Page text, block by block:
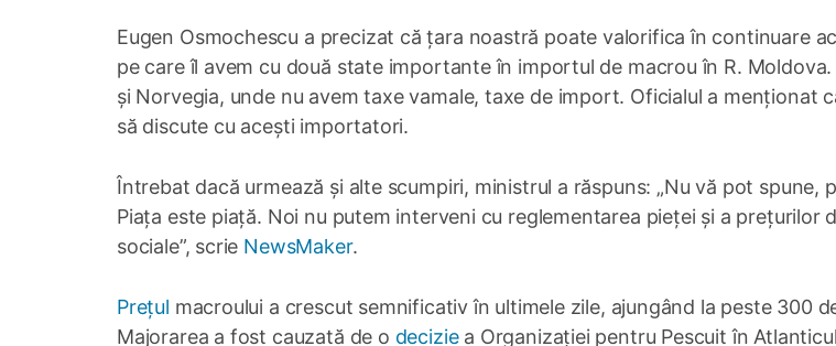
Eugen Osmochescu a precizat că țara noastră poate valorifica în continuare
pe care îl avem cu două state importante în importul de macrou în R.
și Norvegia, unde nu avem taxe vamale, taxe de import. Oficialul a menționat
să discute cu acești importatori.
Întrebat dacă urmează și alte scumpiri, ministrul a răspuns: „Nu vă pot spune,
Piața este piață. Noi nu putem interveni cu reglementarea pieței și a prețurilor
sociale”, scrie NewsMaker.
Prețul macroului a crescut semnificativ în ultimele zile, ajungând la peste 300
Majorarea a fost cauzată de o deciziea Organizației pentru Pescuit în